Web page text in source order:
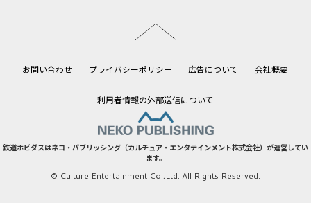
お問い合わせ プライバシーポリシー 広告について 会社概要
利用者情報の外部送信について
鉄道ホビダスはネコ・パブリッシング（カルチュア・エンタテインメント株式会社）が運営してい
ます。
© Culture Entertainment Co.,Ltd. All Rights Reserved.